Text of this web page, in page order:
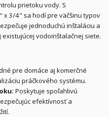
prietoku vody. S
3/4" sa hodí pre väčšinu typov
jednoduchú inštaláciu a
vodoinštalačnej siete.
pre domáce aj komerčné
práčkového systému.
Poskytuje spoľahlivú
efektívnosť a